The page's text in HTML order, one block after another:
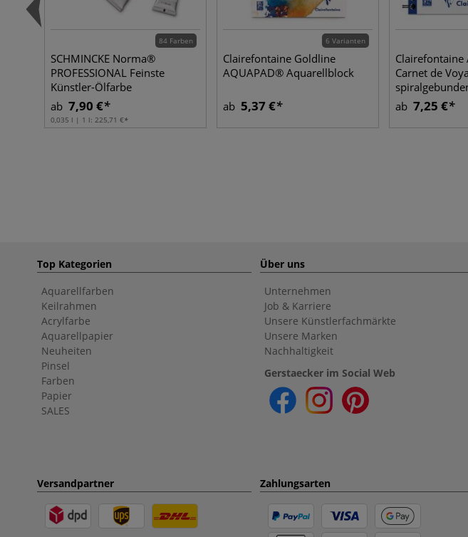
84 Farben
SCHMINCKE Norma®
PROFESSIONAL Feinste
Künstler-Ölfarbe
ab 7,90 €
0,035 l | 1 l: 225,71 €
6 Varianten
Clairefontaine Goldline
AQUAPAD® Aquarellblock
ab 5,37 €
Clairefontaine
Carnet de
Skizzenbuch
ab 7,25 €
Top Kategorien
Aquarellfarben
Keilrahmen
Acrylfarbe
Aquarellpapier
Neuheiten
Pinsel
Farben
Papier
SALES
Über uns
Unternehmen
Job & Karriere
Unsere Künstlerfachmärkte
Unsere Marken
Nachhaltigkeit
Gerstaecker im Social Web
Versandpartner Zahlungsarten